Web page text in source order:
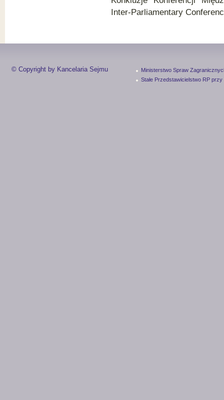
Inter-Parliamentary
© Copyright by Kancelaria Sejmu
Ministerstwo Spraw
Stałe Przedstawicielstwo RP przy